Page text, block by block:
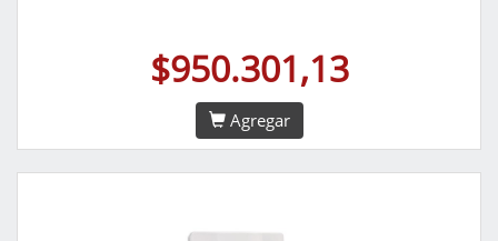
$950.301,13
Agregar